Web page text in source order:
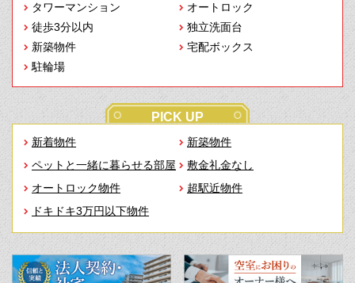
タワーマンション
オートロック
徒歩3分以内
独立洗面台
新築物件
宅配ボックス
駐輪場
PICK UP
新着物件
新築物件
ペットと一緒に暮らせる部屋
敷金礼金なし
オートロック物件
超駅近物件
ドキドキ3万円以下物件